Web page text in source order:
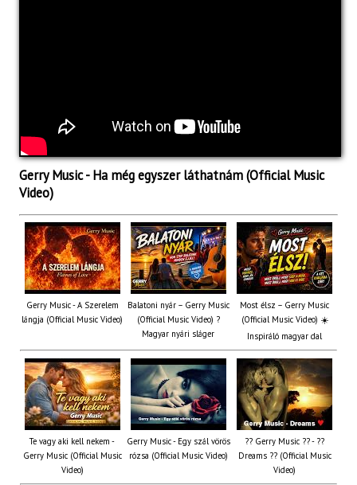
Gerry Music - Ha még egyszer láthatnám (Official Music
Video)
Gerry Music - A Szerelem
lángja (Official Music Video)
Balatoni nyár – Gerry Music
(Official Music Video) ?
Magyar nyári sláger
Most élsz – Gerry Music
(Official Music Video) ☀️
Inspiráló magyar dal
Te vagy aki kell nekem -
Gerry Music (Official Music
Video)
Gerry Music - Egy szál vörös
rózsa (Official Music Video)
?? Gerry Music ?? - ??
Dreams ?? (Official Music
Video)